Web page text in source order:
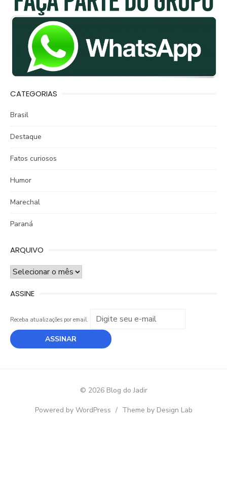
CATEGORIAS
Brasil
Destaque
Fatos curiosos
Humor
Marechal
Paraná
ARQUIVO
ARQUIVO
ASSINE
Receba atualizações por email.
© 2026 Blog do Jadir
Powered by WordPress / Theme by Design Lab